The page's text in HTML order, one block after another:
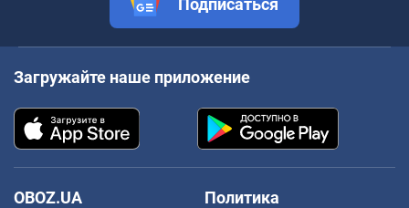
Загружайте наше приложение
OBOZ.UA
Политика